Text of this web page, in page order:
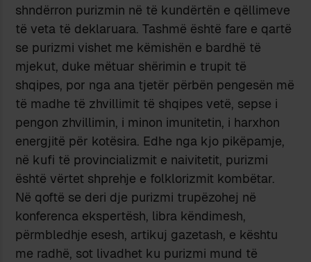
shndërron purizmin në të kundërtën e qëllimeve
të veta të deklaruara. Tashmë është fare e qartë
se purizmi vishet me këmishën e bardhë të
mjekut, duke mëtuar shërimin e trupit të
shqipes, por nga ana tjetër përbën pengesën më
të madhe të zhvillimit të shqipes vetë, sepse i
pengon zhvillimin, i minon imunitetin, i harxhon
energjitë për kotësira. Edhe nga kjo pikëpamje,
në kufi të provincializmit e naivitetit, purizmi
është vërtet shprehje e folklorizmit kombëtar.
Në qoftë se deri dje purizmi trupëzohej në
konferenca ekspertësh, libra këndimesh,
përmbledhje esesh, artikuj gazetash, e kështu
me radhë, sot livadhet ku purizmi mund të